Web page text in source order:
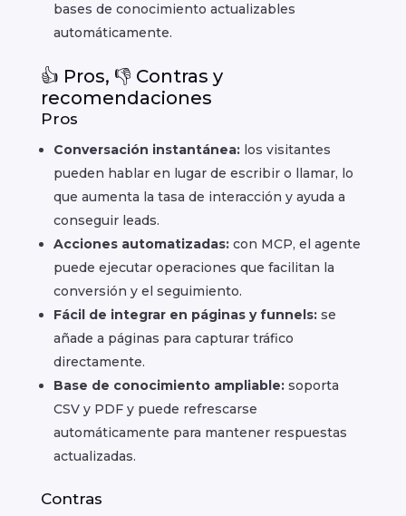
bases de conocimiento actualizables
automáticamente.
👍 Pros, 👎 Contras y
recomendaciones
Pros
Conversación instantánea:los visitantes
pueden hablar en lugar de escribir o llamar, lo
que aumenta la tasa de interacción y ayuda a
conseguir leads.
Acciones automatizadas:con MCP, el agente
puede ejecutar operaciones que facilitan la
conversión y el seguimiento.
Fácil de integrar en páginas y funnels:se
añade a páginas para capturar tráfico
directamente.
Base de conocimiento ampliable:soporta
CSV y PDF y puede refrescarse
automáticamente para mantener respuestas
actualizadas.
Contras